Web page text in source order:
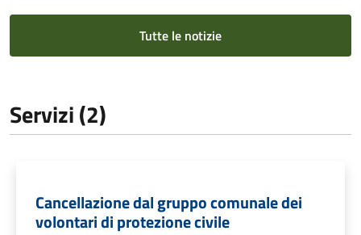
Tutte le notizie
Servizi (2)
Cancellazione dal gruppo comunale dei
volontari di protezione civile